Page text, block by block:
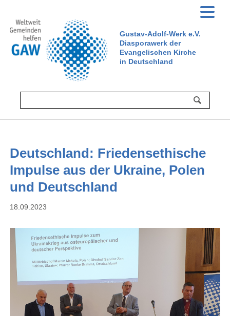
Gustav-Adolf-Werk e.V.
Diasporawerk der
Evangelischen Kirche
in Deutschland
Deutschland: Friedensethische
Impulse aus der Ukraine, Polen
und Deutschland
18.09.2023